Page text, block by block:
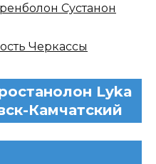
Сустанон
Черкассы
Lyka
Камчатский